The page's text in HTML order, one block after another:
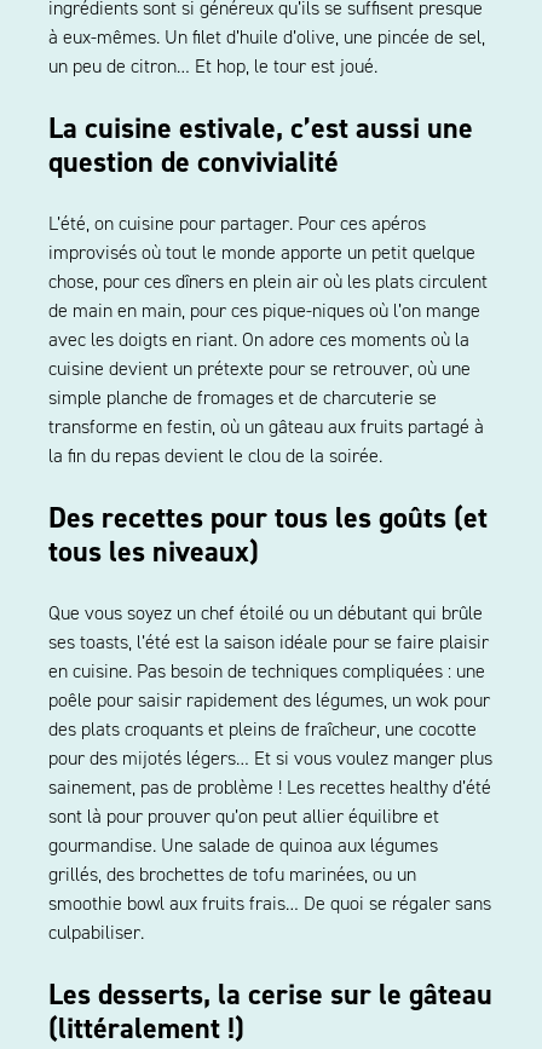
ingrédients sont si généreux qu’ils se suffisent presque
à eux-mêmes. Un filet d’huile d’olive, une pincée de sel,
un peu de citron… Et hop, le tour est joué.
La cuisine estivale, c’est aussi une
question de convivialité
L’été, on cuisine pour partager. Pour ces apéros
improvisés où tout le monde apporte un petit quelque
chose, pour ces dîners en plein air où les plats circulent
de main en main, pour ces pique-niques où l’on mange
avec les doigts en riant. On adore ces moments où la
cuisine devient un prétexte pour se retrouver, où une
simple planche de fromages et de charcuterie se
transforme en festin, où un gâteau aux fruits partagé à
la fin du repas devient le clou de la soirée.
Des recettes pour tous les goûts (et
tous les niveaux)
Que vous soyez un chef étoilé ou un débutant qui brûle
ses toasts, l’été est la saison idéale pour se faire plaisir
en cuisine. Pas besoin de techniques compliquées : une
poêle pour saisir rapidement des légumes, un wok pour
des plats croquants et pleins de fraîcheur, une cocotte
pour des mijotés légers… Et si vous voulez manger plus
sainement, pas de problème ! Les recettes healthy d’été
sont là pour prouver qu’on peut allier équilibre et
gourmandise. Une salade de quinoa aux légumes
grillés, des brochettes de tofu marinées, ou un
smoothie bowl aux fruits frais… De quoi se régaler sans
culpabiliser.
Les desserts, la cerise sur le gâteau
(littéralement !)